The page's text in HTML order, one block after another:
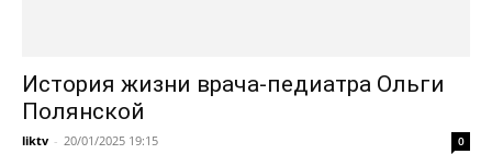
История жизни врача-педиатра Ольги
Полянской
liktv - 20/01/2025 19:15 0